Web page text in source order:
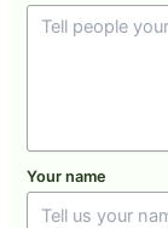
Your name